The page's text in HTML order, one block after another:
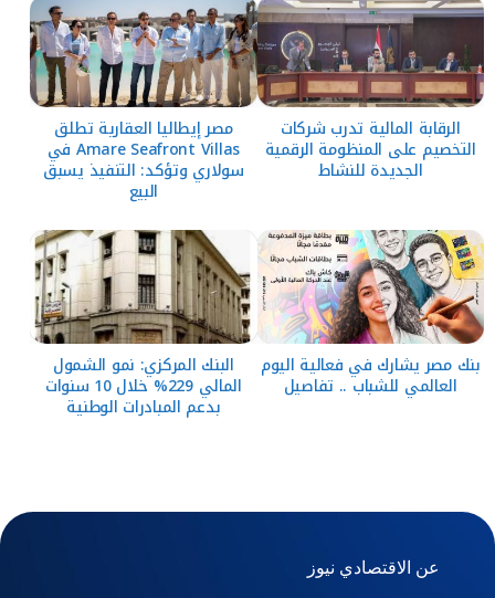
الرقابة المالية تدرب شركات
التخصيم على المنظومة الرقمية
الجديدة للنشاط
مصر إيطاليا العقارية تطلق
Amare Seafront Villas في
سولاري وتؤكد: التنفيذ يسبق
البيع
بنك مصر يشارك في فعالية اليوم
العالمي للشباب .. تفاصيل
البنك المركزي: نمو الشمول
المالي 229% خلال 10 سنوات
بدعم المبادرات الوطنية
عن الاقتصادي نيوز